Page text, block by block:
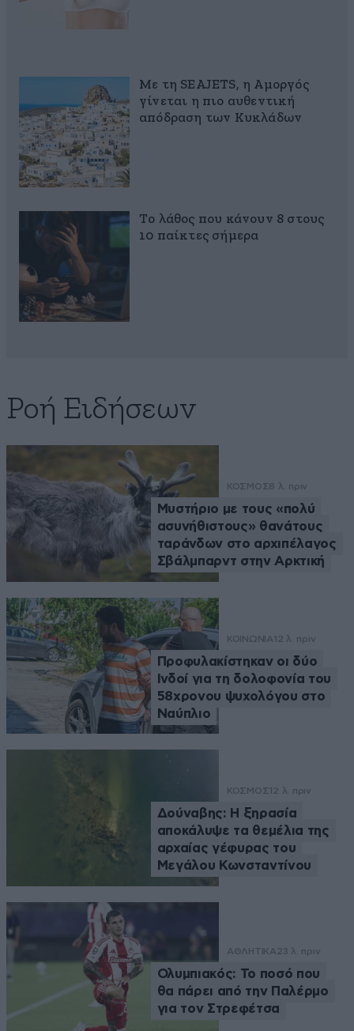
Με τη SEAJETS, η Αμοργός
γίνεται η πιο αυθεντική
απόδραση των Κυκλάδων
Το λάθος που κάνουν 8 στους
10 παίκτες σήμερα
Ροή Ειδήσεων
ΚΟΣΜΟΣ8 λ. πριν
Μυστήριο με τους «πολύ
ασυνήθιστους» θανάτους
ταράνδων στο αρχιπέλαγος
Σβάλμπαρντ στην Αρκτική
ΚΟΙΝΩΝΙΑ 12 λ. πριν
Προφυλακίστηκαν οι δύο
Ινδοί για τη δολοφονία του
58χρονου ψυχολόγου στο
Ναύπλιο
ΚΟΣΜΟΣ 12 λ. πριν
Δούναβης: Η ξηρασία
αποκάλυψε τα θεμέλια της
αρχαίας γέφυρας του
Μεγάλου Κωνσταντίνου
ΑΘΛΗΤΙΚΑ23 λ. πριν
Ολυμπιακός: Το ποσό που
θα πάρει από την Παλέρμο
για τον Στρεφέτσα